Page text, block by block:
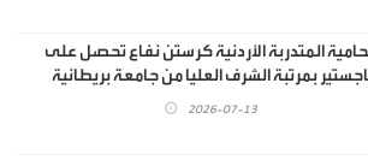
المتدربة الأردنية كرستن نفاع تحصل على
بمرتبة الشرف العليا من جامعة بريطانية
2026-07-13